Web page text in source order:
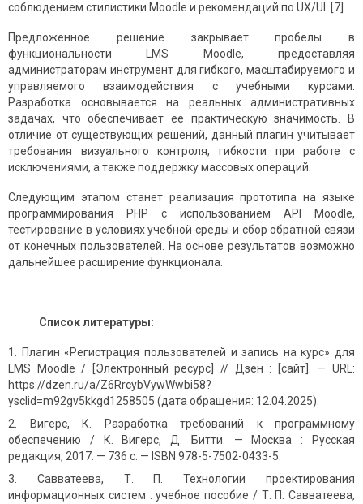
соблюдением стилистики Moodle и рекомендаций по UX/UI. [7]
Предложенное решение закрывает пробелы в
функциональности LMS Moodle, предоставляя
администраторам инструмент для гибкого, масштабируемого и
управляемого взаимодействия с учебными курсами.
Разработка основывается на реальных административных
задачах, что обеспечивает её практическую значимость. В
отличие от существующих решений, данный плагин учитывает
требования визуального контроля, гибкости при работе с
исключениями, а также поддержку массовых операций.
Следующим этапом станет реализация прототипа на языке
программирования PHP с использованием API Moodle,
тестирование в условиях учебной среды и сбор обратной связи
от конечных пользователей. На основе результатов возможно
дальнейшее расширение функционала.
Список литературы:
Плагин «Регистрация пользователей и запись на курс» для
LMS Moodle / [Электронный ресурс] // Дзен : [сайт]. — URL:
https://dzen.ru/a/Z6RrcybVywWwbi58?
ysclid=m92gv5kkgd1258505 (дата обращения: 12.04.2025).
Вигерс, К. Разработка требований к программному
обеспечению / К. Вигерс, Д. Битти. — Москва : Русская
редакция, 2017. — 736 с. — ISBN 978-5-7502-0433-5.
Савватеева, Т. П. Технологии проектирования
информационных систем : учебное пособие / Т. П. Савватеева,